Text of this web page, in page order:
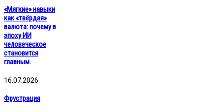
«Мягкие» навыки
как «твёрдая»
валюта: почему в
эпоху ИИ
человеческое
становится
главным.
16.07.2026
Фрустрация